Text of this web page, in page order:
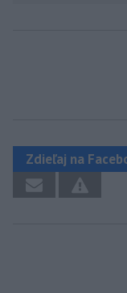
Zdieľaj na